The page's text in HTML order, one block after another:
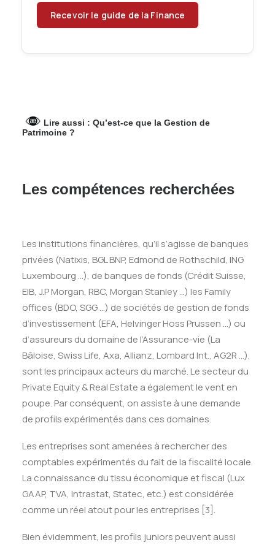
Lire aussi : Qu’est-ce que la Gestion de
Patrimoine ?
Les compétences recherchées
Les institutions financières, qu’il s’agisse de banques
privées (Natixis, BGL BNP, Edmond de Rothschild, ING
Luxembourg …), de banques de fonds (Crédit Suisse,
EIB, J.P Morgan, RBC, Morgan Stanley …) les Family
offices (BDO, SGG …) de sociétés de gestion de fonds
d’investissement (EFA, Helvinger Hoss Prussen …) ou
d’assureurs du domaine de l’Assurance-vie (La
Bâloise, Swiss Life, Axa, Allianz, Lombard Int., AG2R …),
sont les principaux acteurs du marché. Le secteur du
Private Equity & Real Estate a également le vent en
poupe. Par conséquent, on assiste à une demande
de profils expérimentés dans ces domaines.
Les entreprises sont amenées à rechercher des
comptables expérimentés du fait de la fiscalité locale.
La connaissance du tissu économique et fiscal (Lux
GAAP, TVA, Intrastat, Statec, etc.) est considérée
comme un réel atout pour les entreprises [3].
Bien évidemment, les profils juniors peuvent aussi